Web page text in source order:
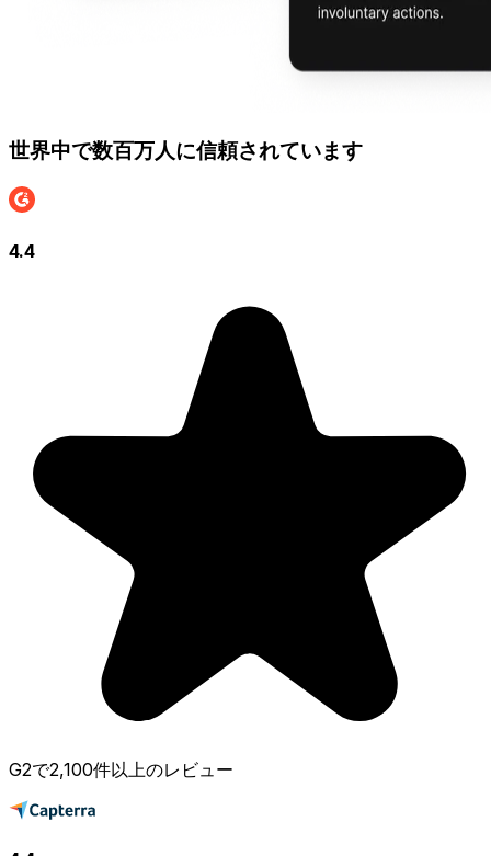
世界中で数百万人に信頼されています
4.4
G2で2,100件以上のレビュー